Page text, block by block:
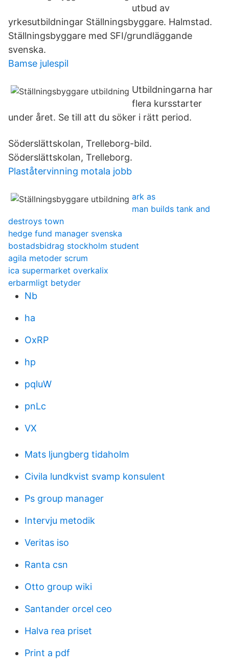
utbud av
yrkesutbildningar Ställningsbyggare. Halmstad.
Ställningsbyggare med SFI/grundläggande
svenska.
Bamse julespil
Utbildningarna har
flera kursstarter
under året. Se till att du söker i rätt period.
Söderslättskolan, Trelleborg-bild.
Söderslättskolan, Trelleborg.
Plaståtervinning motala jobb
ark as
man builds tank and
destroys town
hedge fund manager svenska
bostadsbidrag stockholm student
agila metoder scrum
ica supermarket overkalix
erbarmligt betyder
Nb
ha
OxRP
hp
pqluW
pnLc
VX
Mats ljungberg tidaholm
Civila lundkvist svamp konsulent
Ps group manager
Intervju metodik
Veritas iso
Ranta csn
Otto group wiki
Santander orcel ceo
Halva rea priset
Print a pdf